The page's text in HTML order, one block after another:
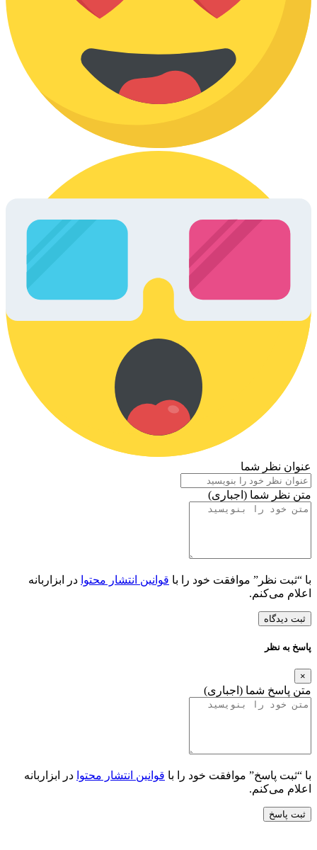
عنوان نظر شما
متن نظر شما (اجباری)
با “ثبت نظر” موافقت خود را با قوانین انتشار محتوا در ابزاربانه
اعلام می‌کنم.
ثبت دیدگاه
پاسخ به نظر
×
متن پاسخ شما (اجباری)
با “ثبت پاسخ” موافقت خود را با قوانین انتشار محتوا در ابزاربانه
اعلام می‌کنم.
ثبت پاسخ